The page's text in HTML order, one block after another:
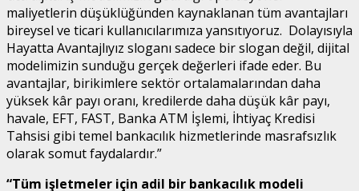
maliyetlerin düşüklüğünden kaynaklanan tüm avantajları
bireysel ve ticari kullanıcılarımıza yansıtıyoruz. Dolayısıyla
Hayatta Avantajlıyız sloganı sadece bir slogan değil, dijital
modelimizin sunduğu gerçek değerleri ifade eder. Bu
avantajlar, birikimlere sektör ortalamalarından daha
yüksek kâr payı oranı, kredilerde daha düşük kâr payı,
havale, EFT, FAST, Banka ATM İşlemi, İhtiyaç Kredisi
Tahsisi gibi temel bankacılık hizmetlerinde masrafsızlık
olarak somut faydalardır.”
“Tüm işletmeler için adil bir bankacılık modeli